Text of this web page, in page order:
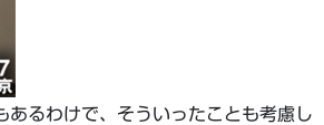
るわけで、そういったことも考慮し